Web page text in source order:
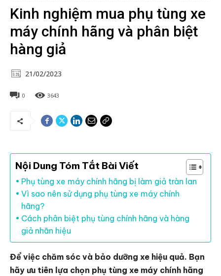
Kinh nghiệm mua phụ tùng xe
máy chính hãng và phân biệt
hàng giả
21/02/2023
0 3643
Nội Dung Tóm Tắt Bài Viết
Phụ tùng xe máy chính hãng bị làm giả tràn lan
Vì sao nên sử dụng phụ tùng xe máy chính
hãng?
Cách phân biệt phụ tùng chính hãng và hàng
giả nhãn hiệu
Để việc chăm sóc và bảo dưỡng xe hiệu quả. Bạn
hãy ưu tiên lựa chọn phụ tùng xe máy chính hãng